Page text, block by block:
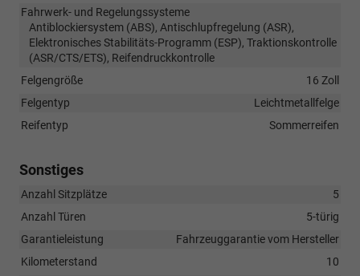
Fahrwerk- und Regelungssysteme
Antiblockiersystem (ABS), Antischlupfregelung (ASR),
Elektronisches Stabilitäts-Programm (ESP), Traktionskontrolle
(ASR/CTS/ETS), Reifendruckkontrolle
Felgengröße
16 Zoll
Felgentyp
Leichtmetallfelge
Reifentyp
Sommerreifen
Sonstiges
Anzahl Sitzplätze
5
Anzahl Türen
5-türig
Garantieleistung
Fahrzeuggarantie vom Hersteller
Kilometerstand
10